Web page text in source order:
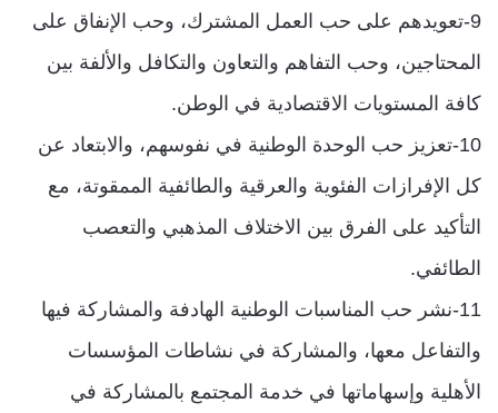
9-تعويدهم على حب العمل المشترك، وحب الإنفاق على
المحتاجين، وحب التفاهم والتعاون والتكافل والألفة بين
كافة المستويات الاقتصادية في الوطن.
10-تعزيز حب الوحدة الوطنية في نفوسهم، والابتعاد عن
كل الإفرازات الفئوية والعرقية والطائفية الممقوتة، مع
التأكيد على الفرق بين الاختلاف المذهبي والتعصب
الطائفي.
11-نشر حب المناسبات الوطنية الهادفة والمشاركة فيها
والتفاعل معها، والمشاركة في نشاطات المؤسسات
الأهلية وإسهاماتها في خدمة المجتمع بالمشاركة في